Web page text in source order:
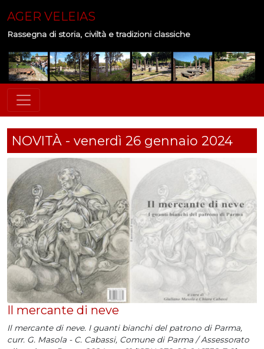
AGER VELEIAS
Rassegna di storia, civiltà e tradizioni classiche
NOVITÀ - venerdì 26 gennaio 2024
Il mercante di neve
Il mercante di neve. I guanti bianchi del patrono di Parma,
curr. G. Masola - C. Cabassi, Comune di Parma / Assessorato